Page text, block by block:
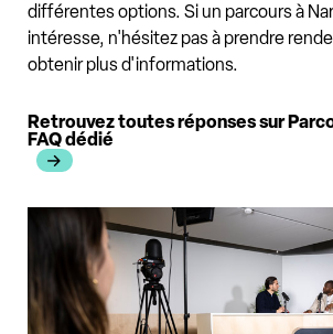
différentes options. Si un parcours à
intéresse, n'hésitez pas à prendre
obtenir plus d'informations.
Retrouvez toutes réponses sur
FAQ dédié